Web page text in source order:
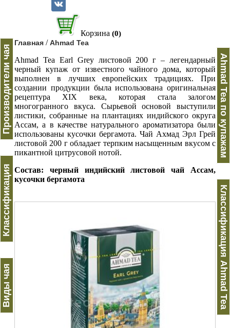
Корзина (0)
Производители чая
Классификация
Виды чая
Главная /Ahmad Tea
Ahmad Tea Earl Grey листовой 200 г – легендарный
черный купаж от известного чайного дома, который
выполнен в лучших европейских традициях. При
создании продукции была использована оригинальная
рецептура XIX века, которая стала залогом
многогранного вкуса. Сырьевой основой выступили
листики, собранные на плантациях индийского округа
Ассам, а в качестве натурального ароматизатора были
использованы кусочки бергамота. Чай Ахмад Эрл Грей
листовой 200 г обладает терпким насыщенным вкусом с
пикантной цитрусовой нотой.
Состав: черный индийский листовой чай Ассам,
кусочки бергамота
Ahmad Tea по купажам
Классификация Ahmad Tea